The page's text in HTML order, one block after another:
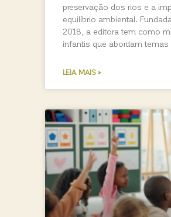
preservação dos rios e a
equilíbrio ambiental.
2018, a editora tem como
infantis que abordam temas
LEIA MAIS »